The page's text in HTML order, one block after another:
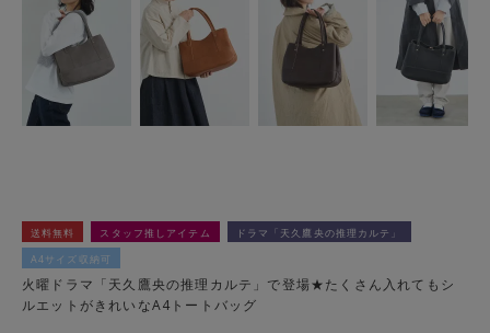
送料無料 スタッフ推しアイテム
ドラマ「天久鷹央の推理カルテ」
A4サイズ収納可
火曜ドラマ「天久鷹央の推理カルテ」で登場★たくさん入れてもシ
ルエットがきれいなA4トートバッグ